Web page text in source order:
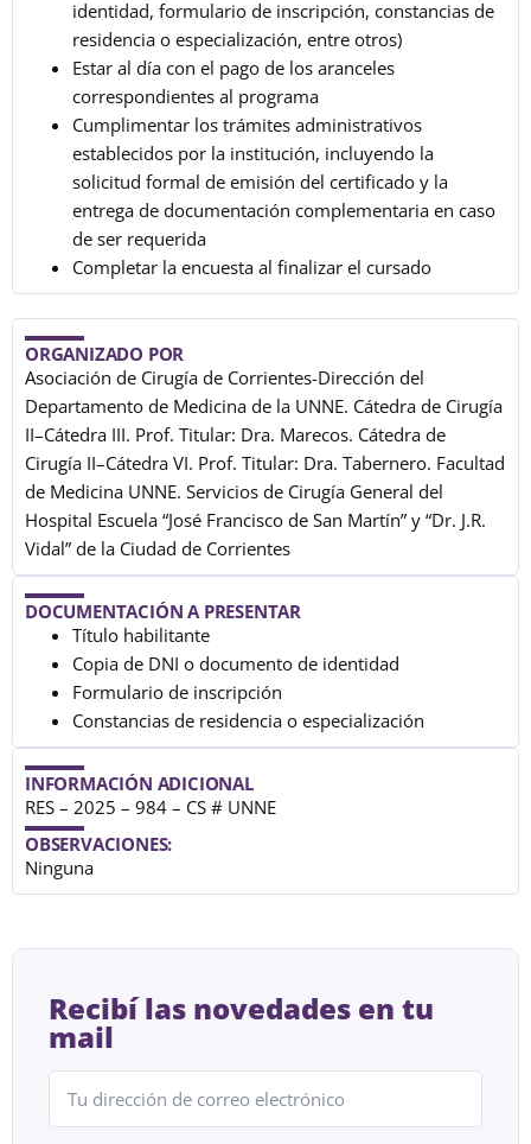
identidad, formulario de inscripción, constancias de
residencia o especialización, entre otros)
Estar al día con el pago de los aranceles
correspondientes al programa
Cumplimentar los trámites administrativos
establecidos por la institución, incluyendo la
solicitud formal de emisión del certificado y la
entrega de documentación complementaria en caso
de ser requerida
Completar la encuesta al finalizar el cursado
ORGANIZADO POR
Asociación de Cirugía de Corrientes-Dirección del
Departamento de Medicina de la UNNE. Cátedra de Cirugía
II–Cátedra III. Prof. Titular: Dra. Marecos. Cátedra de
Cirugía II–Cátedra VI. Prof. Titular: Dra. Tabernero. Facultad
de Medicina UNNE. Servicios de Cirugía General del
Hospital Escuela “José Francisco de San Martín” y “Dr. J.R.
Vidal” de la Ciudad de Corrientes
DOCUMENTACIÓN A PRESENTAR
Título habilitante
Copia de DNI o documento de identidad
Formulario de inscripción
Constancias de residencia o especialización
INFORMACIÓN ADICIONAL
RES – 2025 – 984 – CS # UNNE
OBSERVACIONES:
Ninguna
Recibí las novedades en tu
mail